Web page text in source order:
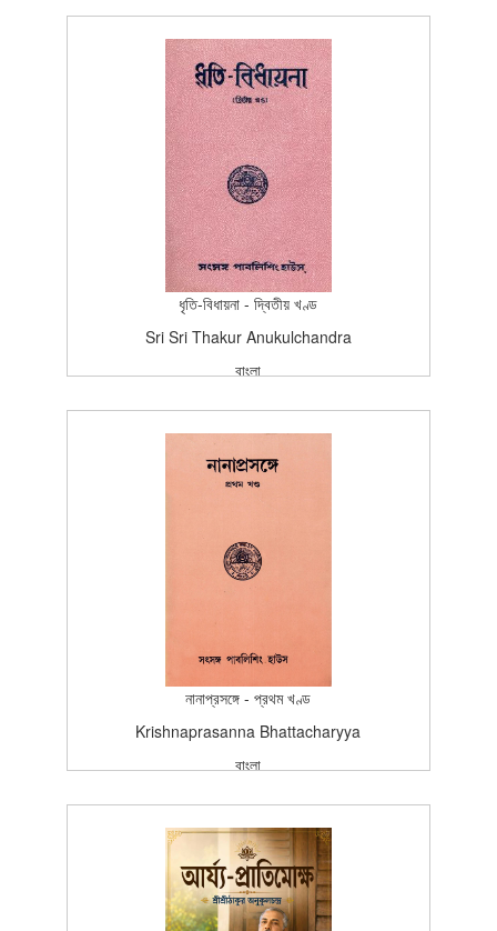
প্রকাশন
Edition (6th Edition-1988)
1988-04-14T15:26:37Z
SCAN_BOOK
5
ধৃতি-বিধায়না - দ্বিতীয় খণ্ড
Sri Sri Thakur Anukulchandra
বাংলা
প্রকাশন
Edition (2nd Edition - 1988)
1988-03-15T15:26:37Z
SCAN_BOOK
5
নানাপ্রসঙ্গে - প্রথম খণ্ড
Krishnaprasanna Bhattacharyya
বাংলা
প্রকাশন
Edition (9th Edition - 2001)
2001-12-01T15:26:37Z